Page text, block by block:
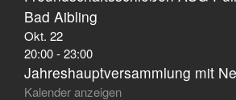
Bad Aibling
Okt. 22
20:00-23:00
Jahreshauptversammlung mit
Kalender anzeigen